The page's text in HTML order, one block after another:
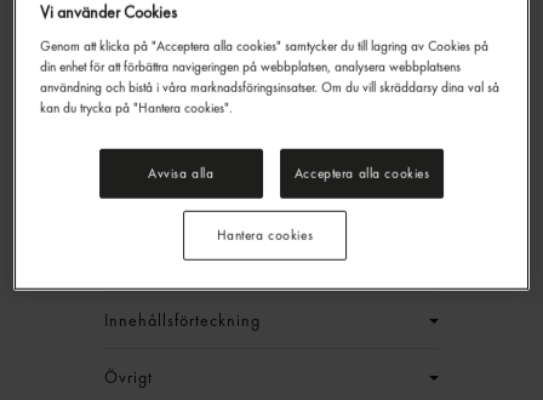
Prawn Crackers
EAN: 8934746054527
LOGGA IN
Generell produktinfo
Innehållsförteckning
Övrigt
Vi använder Cookies
Genom att klicka på "Acceptera alla cookies" samtycker du till lagring av Cookies på
din enhet för att förbättra navigeringen på webbplatsen, analysera webbplatsens
användning och bistå i våra marknadsföringsinsatser. Om du vill skräddarsy dina val så
kan du trycka på "Hantera cookies".
Avvisa alla Acceptera alla cookies
Hantera cookies